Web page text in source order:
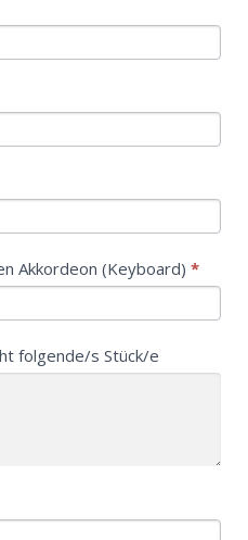
Akkordeon (Keyboard) *
folgende/s Stück/e